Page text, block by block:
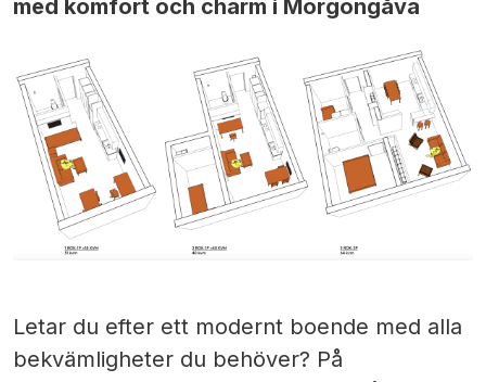
med komfort och charm i Morgongåva
Letar du efter ett modernt boende med alla
bekvämligheter du behöver? På